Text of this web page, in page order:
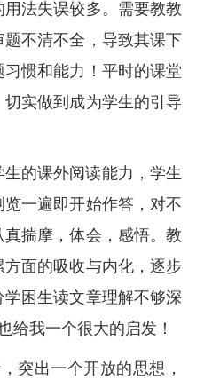
法失误较多。需要教教
不清不全，导致其课下
惯和能力！平时的课堂
实做到成为学生的引导
的课外阅读能力，学生
一遍即开始作答，对不
揣摩，体会，感悟。教
面的吸收与内化，逐步
困生读文章理解不够深
我一个很大的启发！
突出一个开放的思想，